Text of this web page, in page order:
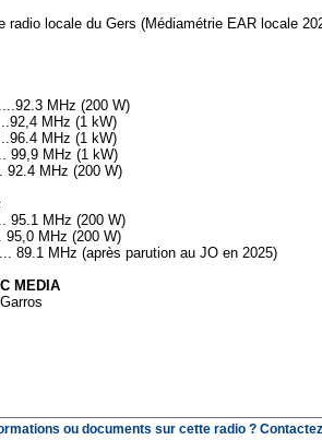
radio locale du Gers (Médiamétrie EAR locale
MHz (200 W)
MHz (1 kW)
MHz (1 kW)
99,9 MHz (1 kW)
92.4 MHz (200 W)
95.1 MHz (200 W)
MHz (200 W)
89.1 MHz (après parution au JO en 2025)
MEDIA
ou documents sur cette radio ?